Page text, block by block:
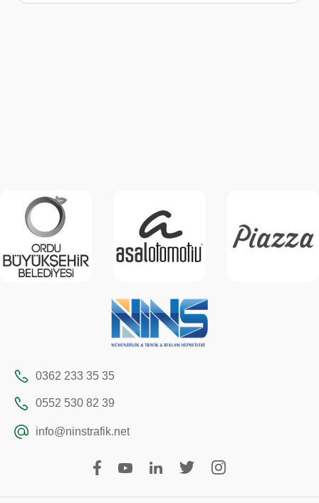
0362 233 35 35
0552 530 82 39
info@ninstrafik.net